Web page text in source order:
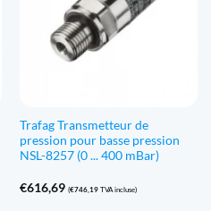
Trafag Transmetteur de
pression pour basse pression
NSL-8257 (0 ... 400 mBar)
€616,69 (€746,19TVA incluse)